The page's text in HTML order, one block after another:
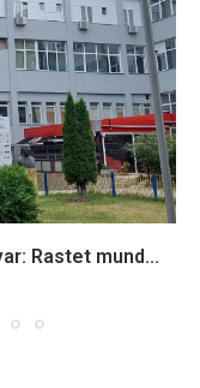
Rastet mund...